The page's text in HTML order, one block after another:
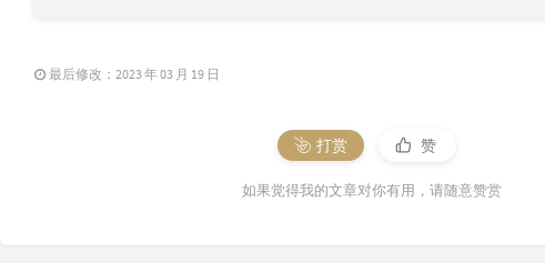
最后修改：2023 年 03 月 19 日
打赏 赞
如果觉得我的文章对你有用，请随意赞赏